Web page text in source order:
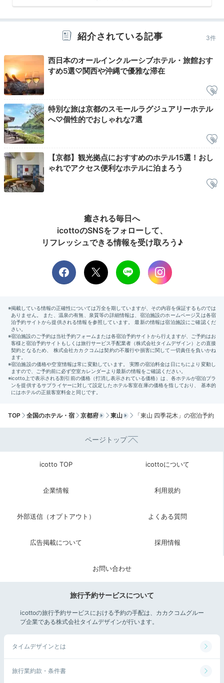
宿で夕食の提供がないので、外食に出ましょう。和食や
割烹をはじめ、イタリアンや居酒屋、ビストロなどグル
メ天国な京都。
をするのがおすすめです。
Relax
21:00
貸切利用で開放的に。
露天風呂
宿泊客専用の貸切風呂は完全予約制です。チェックイン
時に予約できますよ。大きなバスタブで手足を伸ばして
リラックスできます。京都の中心地で開放的な湯あみを
楽しんで。
karenren.1123.0923
私達はお部屋のオシャレなお風呂にゆっくり浸かりまし
ヘルシーな朝を迎える
京野菜たっぷりの朝食
紹介されている記事 3件
西日本のオールインクルーシブホテル・旅館おす
すめ5選♡関西や沖縄で優雅な滞在
特別な旅は京都のスモールラグジュアリーホテル
へ♡個性的でおしゃれな7選
【京都】観光拠点におすすめのホテル15選！おし
ゃれでアクセス便利なホテルに泊まろう
癒される毎日へ
icottoのSNSをフォローして、
リフレッシュできる情報を受け取ろう♪
TOP 全国のホテル・宿 京都府 東山 「東山 四季花木」の宿泊予約
ページトップ
icotto TOP icottoについて
企業情報 利用規約
外部送信（オプトアウト） よくある質問
広告掲載について 採用情報
お問い合わせ
旅行予約サービスについて
icottoの旅行予約サービスにおける予約の手配は、カカクコムグルー
プ企業である株式会社タイムデザインが行います。
タイムデザインとは
旅行業約款・条件書